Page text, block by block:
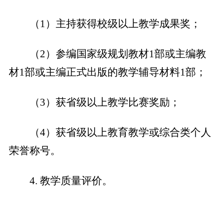
（ 1）主持获得校级以上教学成果奖；
（2）参编国家级规划教材1部或主编教
材1部或主编正式出版的教学辅导材料1部；
（3）获省级以上教学比赛奖励；
（4）获省级以上教育教学或综合类个人
荣誉称号。
4.教学质量评价。